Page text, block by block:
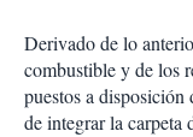
Derivado de lo
combustible y de los
puestos a disposición
de integrar la carpeta